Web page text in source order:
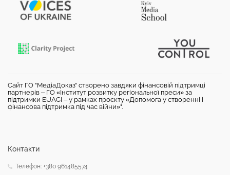
Сайт ГО "МедіаДоказ" створено завдяки фінансовій підтримці
партнерів – ГО «Інститут розвитку регіональної преси» за
підтримки EUACI – у рамках проєкту «Допомога у створенні і
фінансова підтримка під час війни»".
Контакти
Телефон: +380 961485574